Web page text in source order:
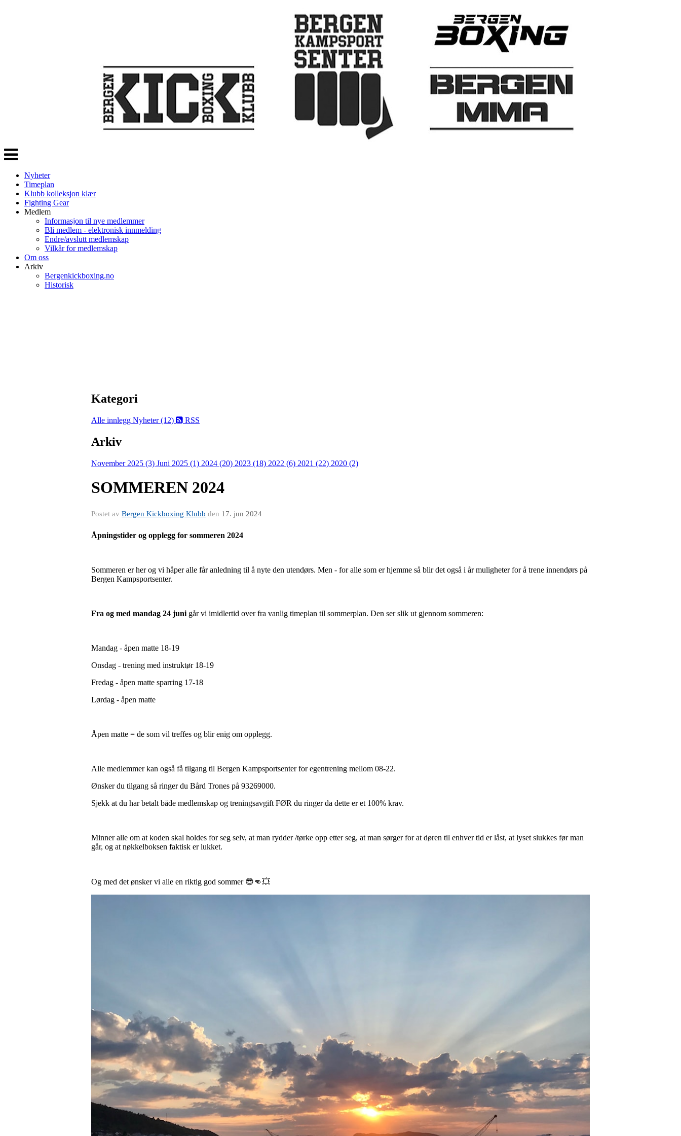
Veksle
navigasjon
Nyheter
Timeplan
Klubb kolleksjon klær
Fighting Gear
Medlem
Informasjon til nye medlemmer
Bli medlem - elektronisk innmelding
Endre/avslutt medlemskap
Vilkår for medlemskap
Om oss
Arkiv
Bergenkickboxing.no
Historisk
Kategori
Alle innlegg Nyheter (12) RSS
Arkiv
November 2025 (3) Juni 2025 (1) 2024 (20) 2023 (18) 2022 (6) 2021 (22) 2020 (2)
SOMMEREN 2024
Postet av Bergen Kickboxing Klubb den 17. jun 2024
Åpningstider og opplegg for sommeren 2024
Sommeren er her og vi håper alle får anledning til å nyte den utendørs. Men - for alle som er hjemme så blir det også i år muligheter for å trene innendørs på
Bergen Kampsportsenter.
Fra og med mandag 24 juni går vi imidlertid over fra vanlig timeplan til sommerplan. Den ser slik ut gjennom sommeren:
Mandag - åpen matte 18-19
Onsdag - trening med instruktør 18-19
Fredag - åpen matte sparring 17-18
Lørdag - åpen matte
Åpen matte = de som vil treffes og blir enig om opplegg.
Alle medlemmer kan også få tilgang til Bergen Kampsportsenter for egentrening mellom 08-22.
Ønsker du tilgang så ringer du Bård Trones på 93269000.
Sjekk at du har betalt både medlemskap og treningsavgift FØR du ringer da dette er et 100% krav.
Minner alle om at koden skal holdes for seg selv, at man rydder /tørke opp etter seg, at man sørger for at døren til enhver tid er låst, at lyset slukkes før man
går, og at nøkkelboksen faktisk er lukket.
Og med det ønsker vi alle en riktig god sommer 😎👊💥